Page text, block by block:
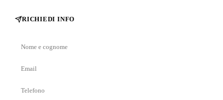
RICHIEDI INFO
Nome
cognome
Email
Telefono